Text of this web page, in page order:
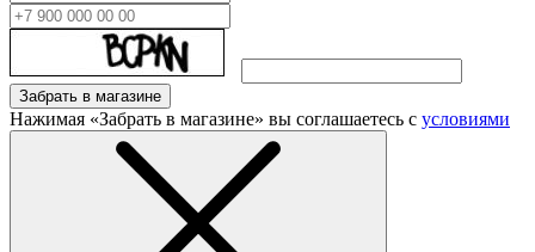
Забрать в магазине
Нажимая «Забрать в магазине» вы соглашаетесь с условиями